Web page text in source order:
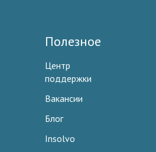
Полезное
Центр
поддержки
Вакансии
Блог
Insolvo